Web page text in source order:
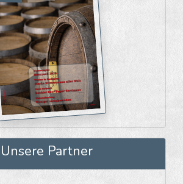
Unsere Partner